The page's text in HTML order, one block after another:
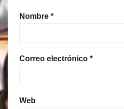
Nombre *
Correo electrónico *
Web